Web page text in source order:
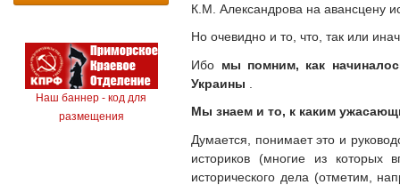
Наш баннер - код для
размещения
К.М. Александрова на авансцену
Но очевидно и то, что, так или
Ибо мы помним, как
Украины
Мы знаем и то, к каким
Думается, понимает это и
историков (многие из которых
исторического дела (отметим,